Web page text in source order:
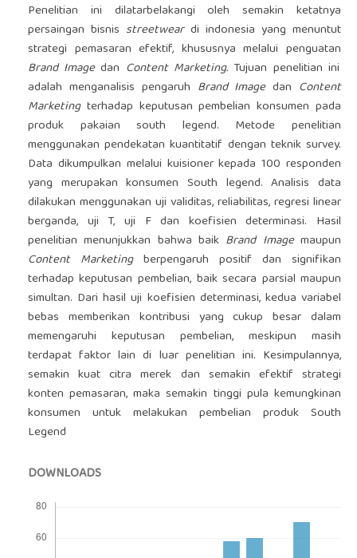
Penelitian ini dilatarbelakangi oleh semakin ketatnya
persaingan bisnis streetweardi indonesia yang menuntut
strategi pemasaran efektif, khususnya melalui penguatan
Brand Imagedan Content Marketing. Tujuan penelitian ini
adalah menganalisis pengaruh Brand Imagedan Content
Marketingterhadap keputusan pembelian konsumen pada
produk pakaian south legend. Metode penelitian
menggunakan pendekatan kuantitatif dengan teknik survey.
Data dikumpulkan melalui kuisioner kepada 100 responden
yang merupakan konsumen South legend. Analisis data
dilakukan menggunakan uji validitas, reliabilitas, regresi linear
berganda, uji T, uji F dan koefisien determinasi. Hasil
penelitian menunjukkan bahwa baik Brand Imagemaupun
Content Marketingberpengaruh positif dan signifikan
terhadap keputusan pembelian, baik secara parsial maupun
simultan. Dari hasil uji koefisien determinasi, kedua variabel
bebas memberikan kontribusi yang cukup besar dalam
memengaruhi keputusan pembelian, meskipun masih
terdapat faktor lain di luar penelitian ini. Kesimpulannya,
semakin kuat citra merek dan semakin efektif strategi
konten pemasaran, maka semakin tinggi pula kemungkinan
konsumen untuk melakukan pembelian produk South
Legend
DOWNLOADS